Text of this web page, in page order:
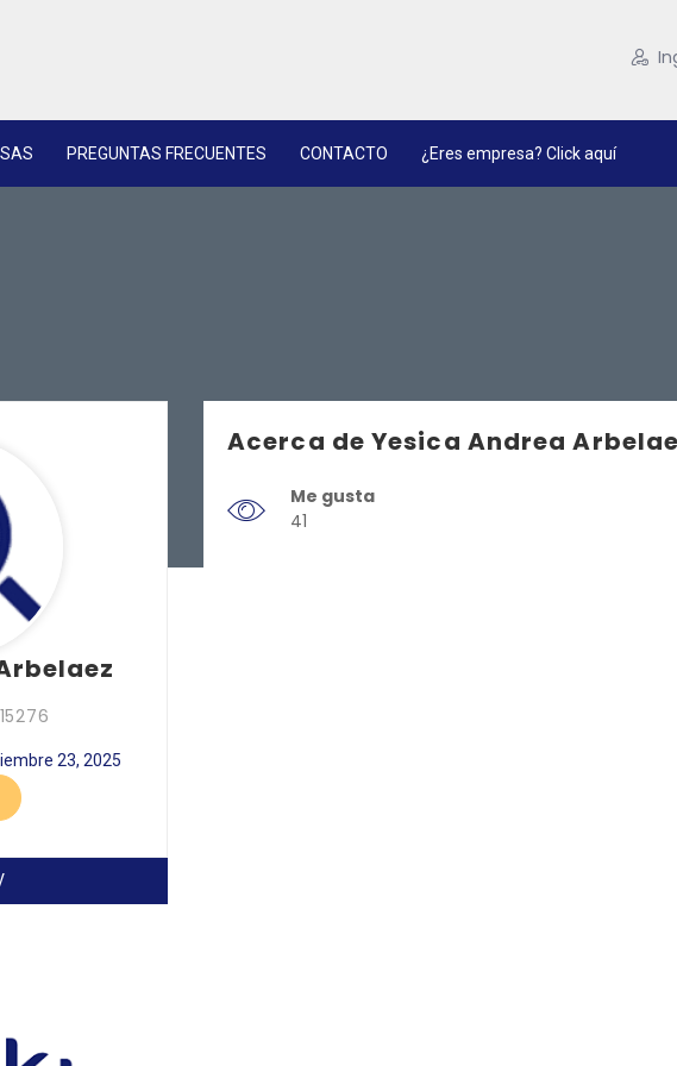
PREGUNTAS FRECUENTES CONTACTO ¿Eres empresa? Click aquí
23, 2025
Acerca de Yesica Andrea
Me gusta
41